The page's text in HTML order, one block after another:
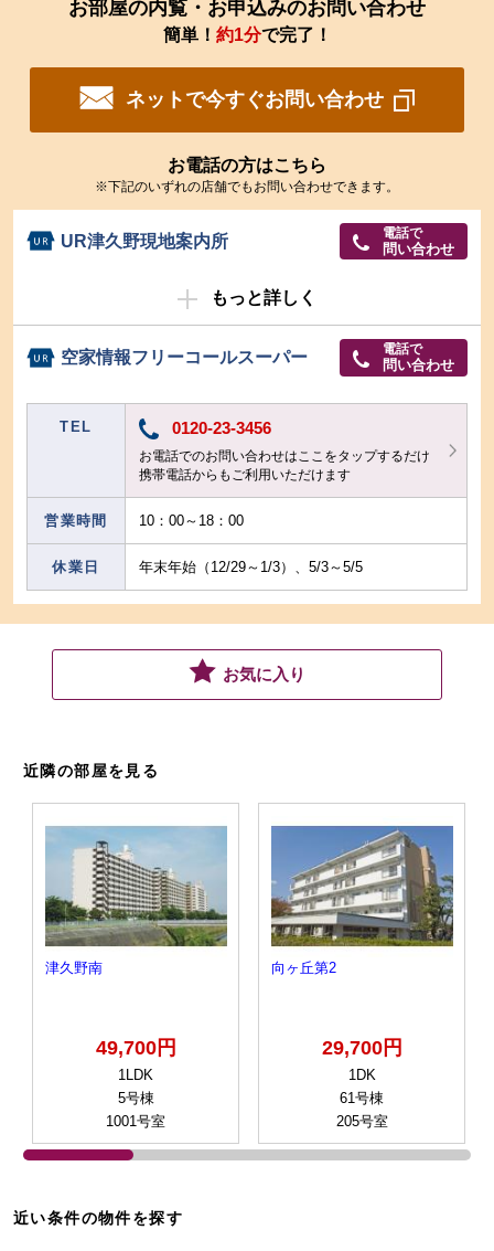
お部屋の内覧・お申込みのお問い合わせ
簡単！ 約1分で完了！
ネットで今すぐお問い合わせ
お電話の方はこちら
※下記のいずれの店舗でもお問い合わせできます。
UR津久野現地案内所 電話で
問い合わせ
もっと詳しく
空家情報フリーコールスーパー 電話で
問い合わせ
TEL 0120-23-3456
お電話でのお問い合わせはここをタップするだけ
携帯電話からもご利用いただけます
営業時間 10：00～18：00
休業日 年末年始（12/29～1/3）、5/3～5/5
お気に入り
近隣の部屋を見る
津久野南
49,700円
1LDK
5号棟
1001号室
向ヶ丘第2
29,700円
1DK
61号棟
205号室
近い条件の物件を探す